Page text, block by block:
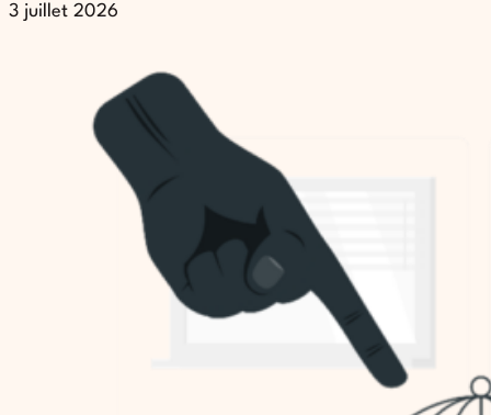
3 juillet 2026